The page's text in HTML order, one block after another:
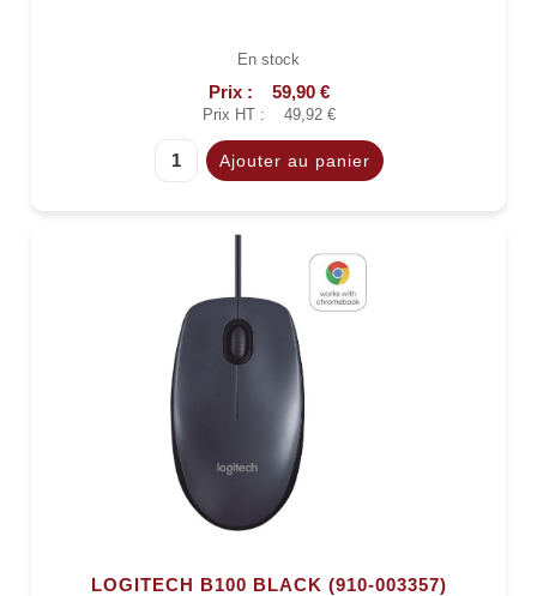
En stock
Prix : 59,90 €
Prix HT : 49,92 €
LOGITECH B100 BLACK (910-003357)